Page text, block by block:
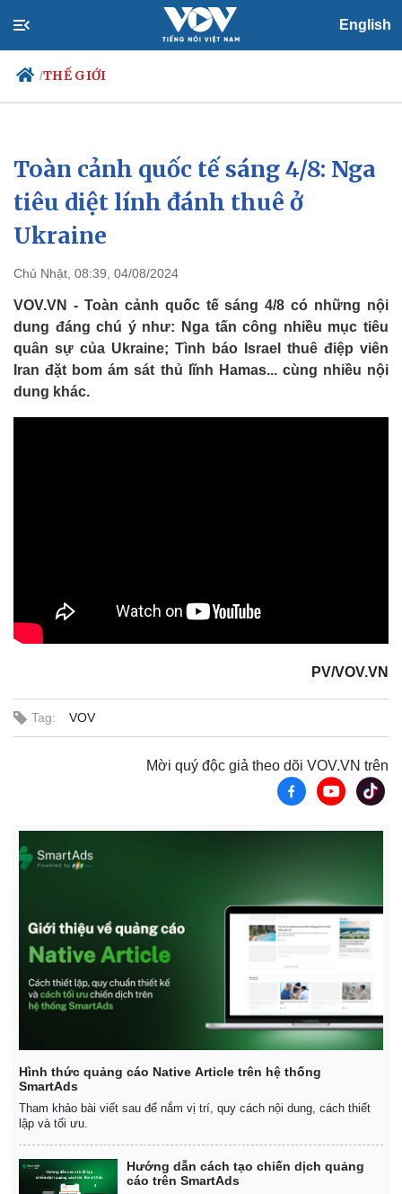
English
/THẾ GIỚI
Chính trị
Đảng
Tổ chức nhân sự
Quốc hội
Xã hội
Tin 24h
Dự báo thời tiết
Toàn cảnh quốc tế sáng 4/8: Nga
tiêu diệt lính đánh thuê ở
Ukraine
Chủ Nhật, 08:39, 04/08/2024
VOV.VN - Toàn cảnh quốc tế sáng 4/8 có những nội
dung đáng chú ý như: Nga tấn công nhiều mục tiêu
quân sự của Ukraine; Tình báo Israel thuê điệp viên
Iran đặt bom ám sát thủ lĩnh Hamas... cùng nhiều nội
dung khác.
PV/VOV.VN
Tag: VOV
Mời quý độc giả theo dõi VOV.VN trên
Hình thức quảng cáo Native Article trên hệ thống
SmartAds
Tham khảo bài viết sau để nắm vị trí, quy cách nội dung, cách thiết
lập và tối ưu.
Hướng dẫn cách tạo chiến dịch quảng
cáo trên SmartAds